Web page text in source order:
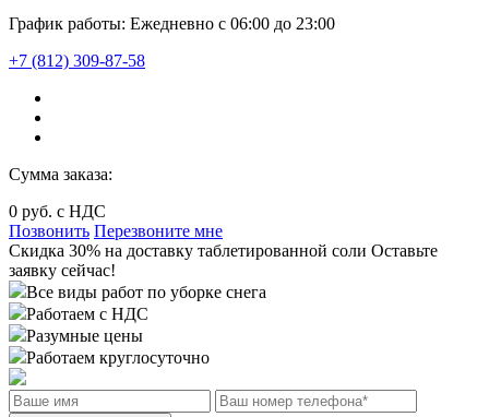
График работы: Ежедневно с 06:00 до 23:00
+7 (812) 309-87-58
Сумма заказа:
0 руб. с НДС
Позвонить Перезвоните мне
Cкидка 30% на доставку таблетированной соли Оставьте
заявку сейчас!
Все виды работ по уборке снега
Работаем с НДС
Разумные цены
Работаем круглосуточно